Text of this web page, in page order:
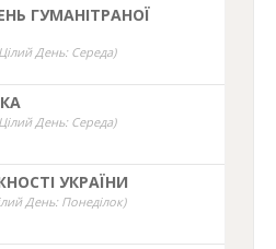
ГУМАНІТРАНОЇ
День: Середа)
День: Середа)
УКРАЇНИ
День: Понеділок)